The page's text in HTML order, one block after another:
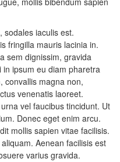
sodales iaculis est.
fringilla mauris lacinia in.
sem dignissim, gravida
ipsum eu diam pharetra
convallis magna non,
venenatis laoreet.
vel faucibus tincidunt. Ut
Donec eget enim arcu.
mollis sapien vitae facilisis.
Aenean facilisis est
varius gravida.